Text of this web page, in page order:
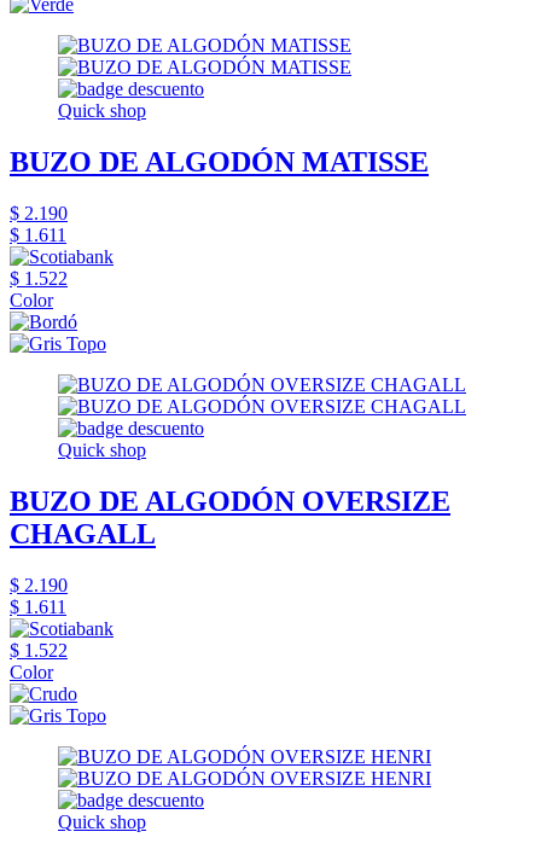
Quick shop
BUZO DE ALGODÓN MATISSE
$ 2.190
$ 1.611
$ 1.522
Color
Quick shop
BUZO DE ALGODÓN OVERSIZE
CHAGALL
$ 2.190
$ 1.611
$ 1.522
Color
Quick shop